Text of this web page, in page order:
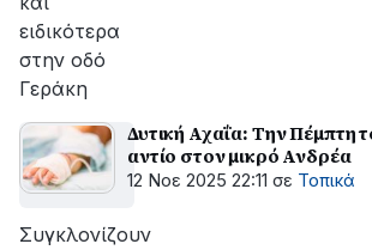
ειδικότερα
στην οδό
Γεράκη
Δυτική Αχαΐα: Την Πέμπτη
αντίο στον μικρό Ανδρέα
12 Νοε 2025 22:11 σε Τοπικά
Συγκλονίζουν